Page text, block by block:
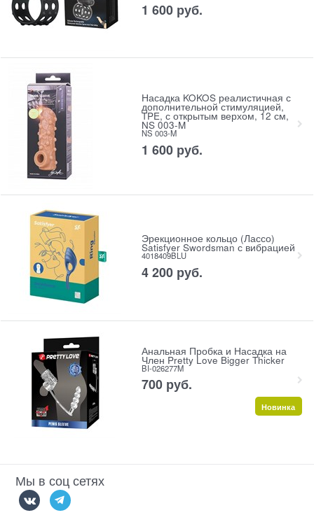
1 600 руб.
Насадка KOKOS реалистичная с
дополнительной стимуляцией,
TPE, с открытым верхом, 12 см,
NS 003-M
NS 003-M
1 600 руб.
Эрекционное кольцо (Лассо)
Satisfyer Swordsman с вибрацией
4018409BLU
4 200 руб.
Анальная Пробка и Насадка на
Член Pretty Love Bigger Thicker
BI-026277M
700 руб.
Новинка
Мы в соц сетях